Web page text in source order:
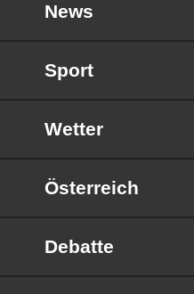
News
Sport
Wetter
Österreich
Debatte